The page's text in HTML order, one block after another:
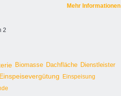
Mehr Informationen
2
Biomasse Dachfläche Dienstleister
Einspeisevergütung Einspeisung